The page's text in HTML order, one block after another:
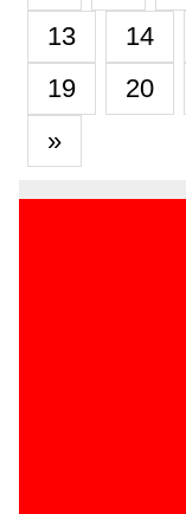
13
14
19
20
»